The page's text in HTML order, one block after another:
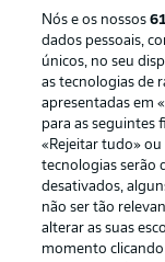
Publicidade
Gerir
Trabalhe
Nós e os nossos
dados pessoais,
únicos, no seu
as tecnologias de
apresentadas em
para as seguintes
«Rejeitar tudo»
tecnologias serão
desativados,
não ser tão
alterar as suas
momento